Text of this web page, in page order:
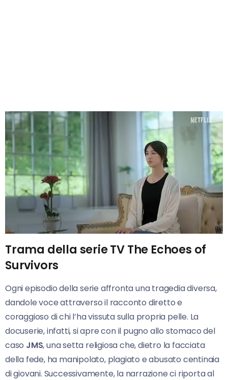
Trama della serie TV The Echoes of
Survivors
Ogni episodio della serie affronta una tragedia diversa,
dandole voce attraverso il racconto diretto e
coraggioso di chi l’ha vissuta sulla propria pelle. La
docuserie, infatti, si apre con il pugno allo stomaco del
caso JMS, una setta religiosa che, dietro la facciata
della fede, ha manipolato, plagiato e abusato centinaia
di giovani. Successivamente, la narrazione ci riporta al